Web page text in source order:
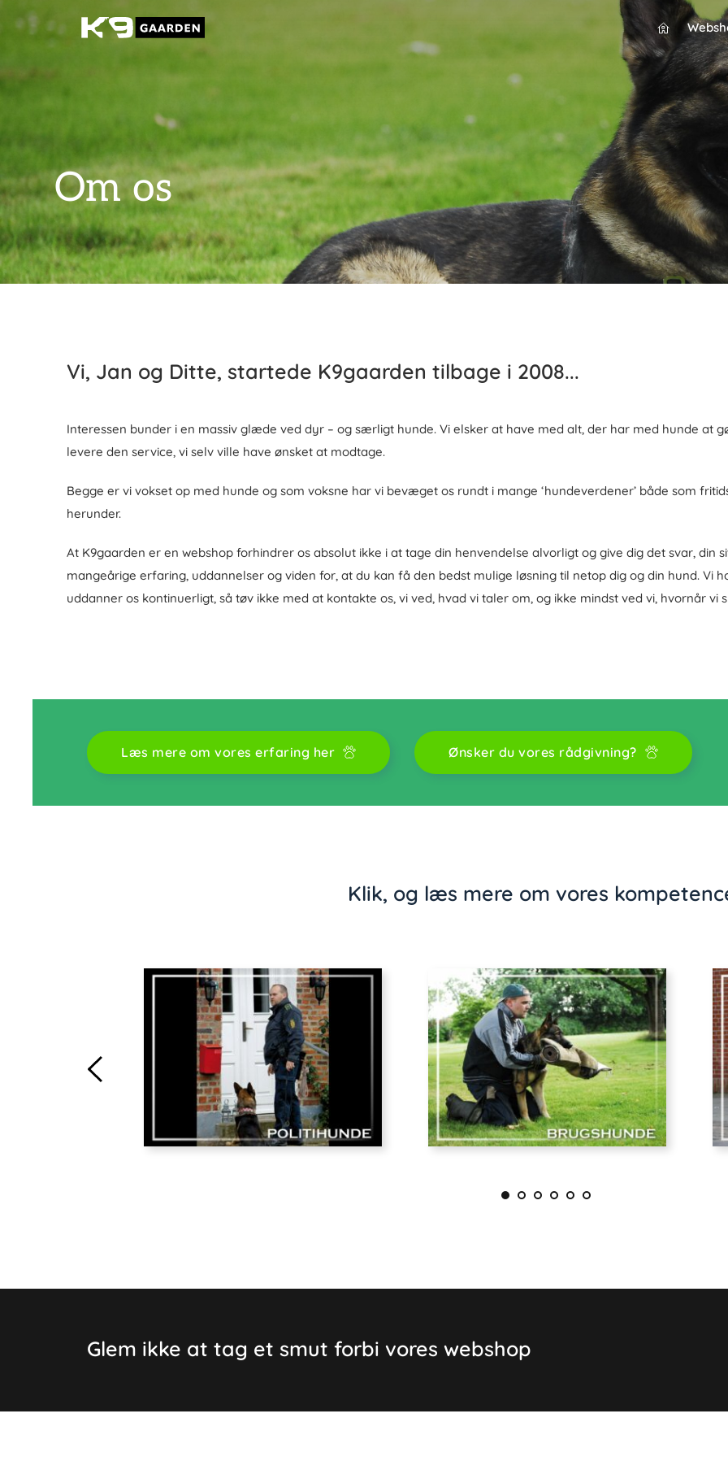
indhold
Om os
Vi, Jan og Ditte, startede K9gaarden tilbage i 2008...
Interessen bunder i en massiv glæde ved dyr – og særligt hunde. Vi elsker at have med alt, der har med hunde at
levere den service, vi selv ville have ønsket at modtage.
Begge er vi vokset op med hunde og som voksne har vi bevæget os rundt i mange ‘hundeverdener’ både som
herunder.
At K9gaarden er en webshop forhindrer os absolut ikke i at tage din henvendelse alvorligt og give dig det svar, din
mangeårige erfaring, uddannelser og viden for, at du kan få den bedst mulige løsning til netop dig og din hund. Vi
uddanner os kontinuerligt, så tøv ikke med at kontakte os, vi ved, hvad vi taler om, og ikke mindst ved vi, hvornår
Læs mere om vores erfaring her Ønsker du vores rådgivning?
Klik, og læs mere om vores
Glem ikke at tag et smut forbi vores webshop